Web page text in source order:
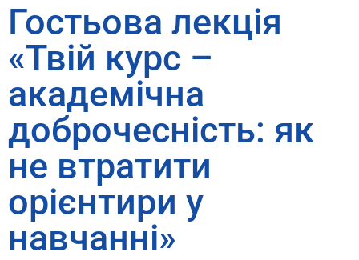
Гостьова лекція
«Твій курс –
академічна
доброчесність: як
не втратити
орієнтири у
навчанні»